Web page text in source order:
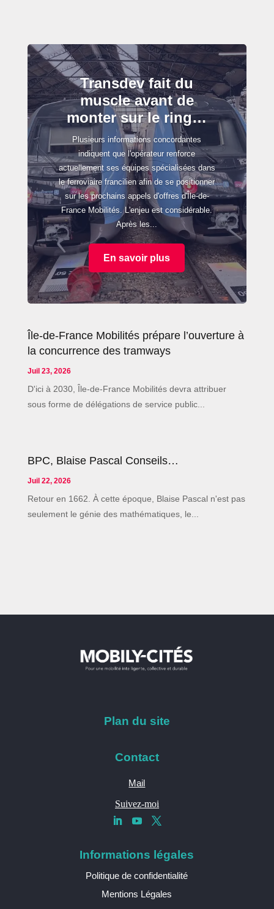
Transdev fait du
muscle avant de
monter sur le ring…
Plusieurs informations concordantes
indiquent que l'opérateur renforce
actuellement ses équipes spécialisées dans
le ferroviaire francilien afin de se positionner
sur les prochains appels d'offres d'Île-de-
France Mobilités. L'enjeu est considérable.
Après les...
En savoir plus
Île-de-France Mobilités prépare l’ouverture à
la concurrence des tramways
Juil 23, 2026
D'ici à 2030, Île-de-France Mobilités devra attribuer
sous forme de délégations de service public...
BPC, Blaise Pascal Conseils…
Juil 22, 2026
Retour en 1662. À cette époque, Blaise Pascal n'est pas
seulement le génie des mathématiques, le...
Plan du site
Contact
Mail
Suivez-moi
Informations légales
Politique de confidentialité
Mentions Légales